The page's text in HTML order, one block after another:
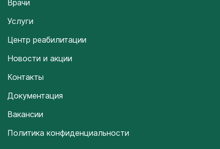
Врачи
Услуги
Центр реабилитации
Новости и акции
Контакты
Документация
Вакансии
Политика конфиденциальности